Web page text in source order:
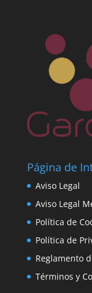
Página de
Aviso Legal
Aviso Legal
Política de
Política de
Reglamento
Términos y